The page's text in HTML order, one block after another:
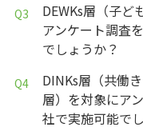
DEWKs層（子ど
アンケート調査
でしょうか？
DINKs層（共働
層）を対象にア
社で実施可能で